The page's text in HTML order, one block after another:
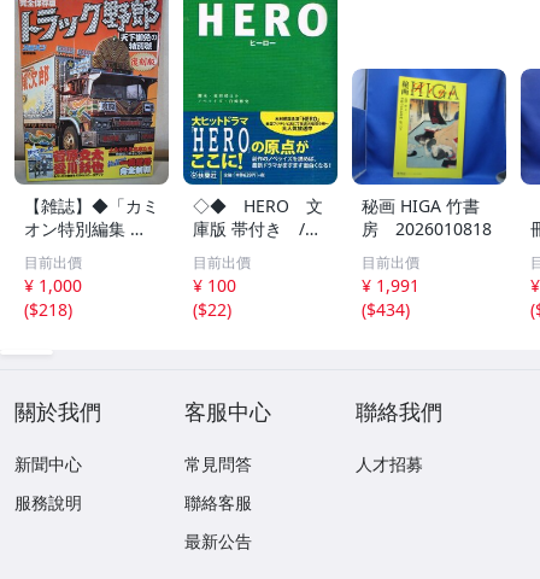
【雑誌】◆「カミ
オン特別編集 完
全保存版トラック
野郎 天下御免の
特別號」◆復刻
版/菅原文太/愛川
目前出價
¥ 1,000
($218)
◇◆ HERO 文
庫版 帯付き /
福田靖 白崎博
史 ◆◇ 扶桑社
文庫 木村拓哉主
演 ドラマの原点
目前出價
¥ 100
($22)
秘画 HIGA 竹書
房 2026010818
目前出價
¥ 1,991
($434)
(
關於我們
新聞中心
服務說明
客服中心
常見問答
聯絡客服
最新公告
聯絡我們
人才招募